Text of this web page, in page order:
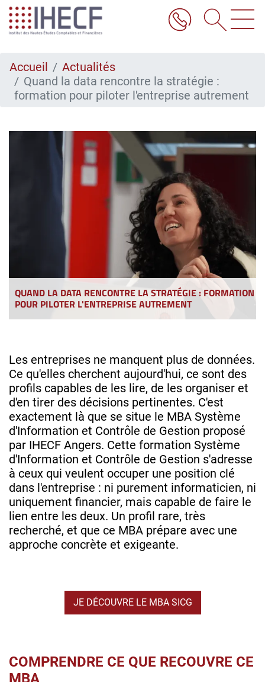
Aller
au
contenu
Accueil
Actualités
Quand la data rencontre la stratégie :
formation pour piloter l'entreprise autrement
QUAND LA DATA RENCONTRE LA STRATÉGIE : FORMATION
POUR PILOTER L'ENTREPRISE AUTREMENT
Les entreprises ne manquent plus de données.
Ce qu'elles cherchent aujourd'hui, ce sont des
profils capables de les lire, de les organiser et
d'en tirer des décisions pertinentes. C'est
exactement là que se situe le MBA Système
d'Information et Contrôle de Gestion proposé
par IHECF Angers. Cette formation Système
d'Information et Contrôle de Gestion s'adresse
à ceux qui veulent occuper une position clé
dans l'entreprise : ni purement informaticien, ni
uniquement financier, mais capable de faire le
lien entre les deux. Un profil rare, très
recherché, et que ce MBA prépare avec une
approche concrète et exigeante.
JE DÉCOUVRE LE MBA SICG
COMPRENDRE CE QUE RECOUVRE CE
MBA